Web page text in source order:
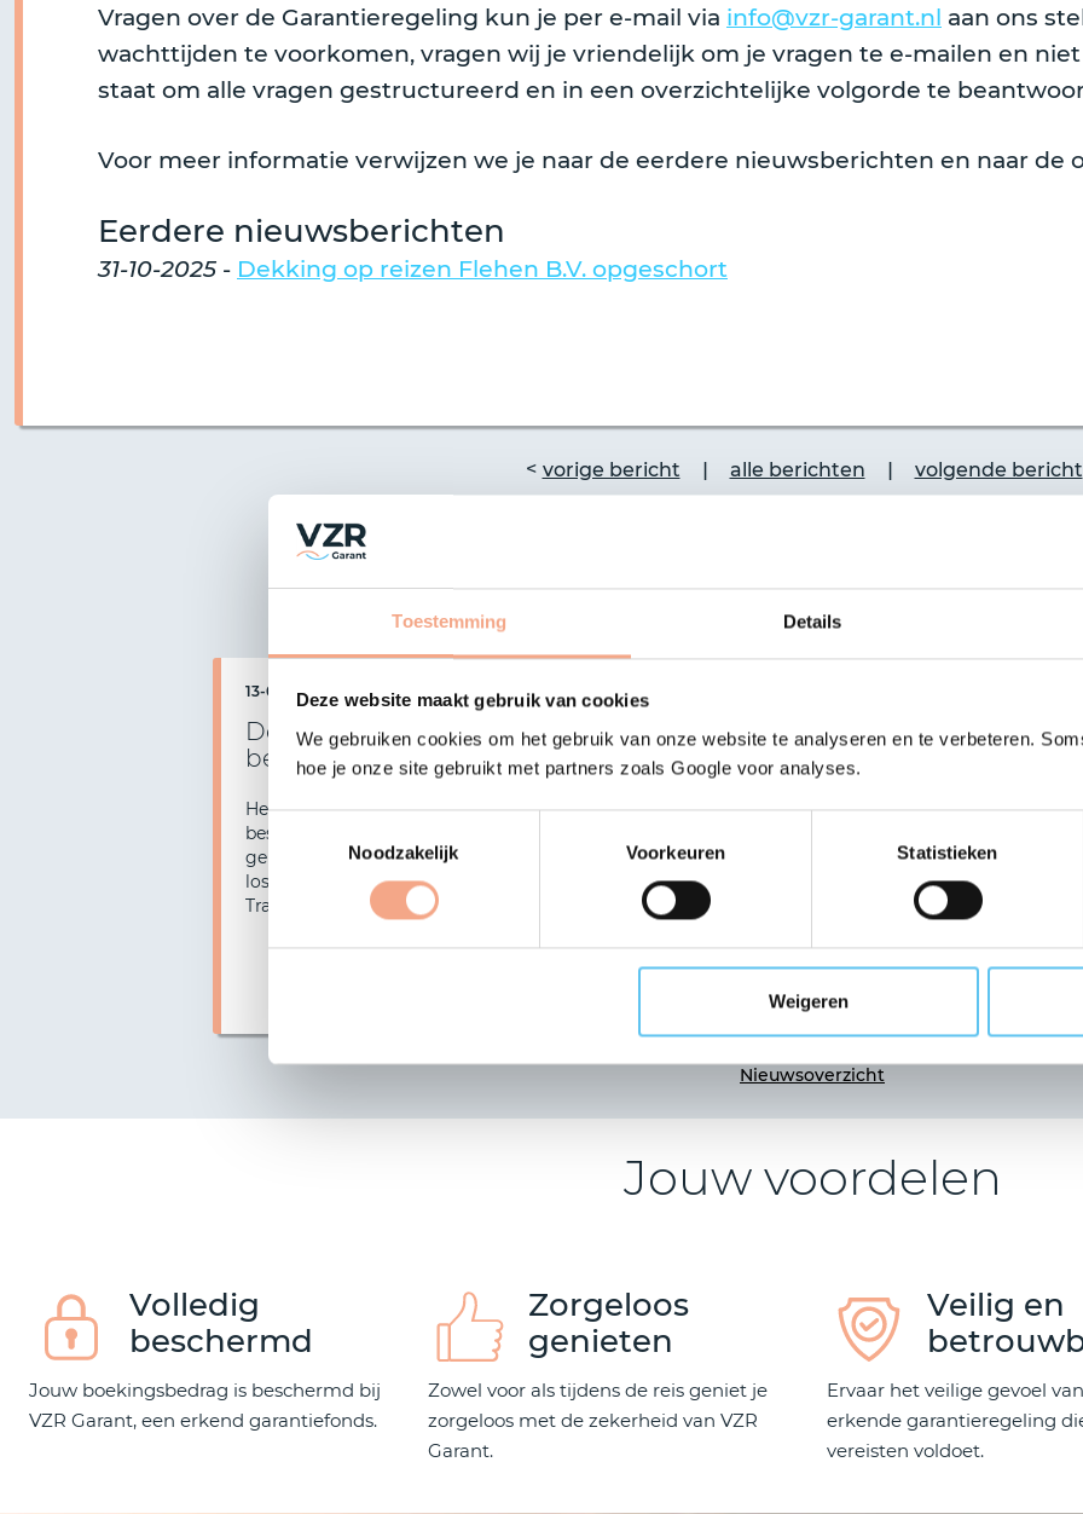
Toestemming Details
Deze website maakt gebruik van cookies
We gebruiken cookies om het gebruik van onze website te analyseren en te verbeteren.
hoe je onze site gebruikt met partners zoals Google voor analyses.
Noodzakelijk
Voorkeuren Statistieken
Weigeren
Vragen over de Garantieregeling kun je per e-mail via info@vzr-garant.nl aan ons
wachttijden te voorkomen, vragen wij je vriendelijk om je vragen te e-mailen en
staat om alle vragen gestructureerd en in een overzichtelijke volgorde te
Voor meer informatie verwijzen we je naar de eerdere nieuwsberichten en naar de
Eerdere nieuwsberichten
31-10-2025 - Dekking op reizen Flehen B.V. opgeschort
vorige bericht | alle berichten | volgende bericht
Laatste nieuws
13-07-2026
Deelname Elba Travels
beëindigd
Het bestuur van VZR Garant heeft
besloten de dekking op pakketreizen,
gekoppelde reisarrangementen en
losse reisdiensten verkocht door Elba
Travels per 14-07-2026 te beëindigen…
De vijf meest gestelde
vragen over het niet
doorgaan van reizen
reisorganisatie die is aangesloten bij
VZR Garant? Dan is jouw betaling
beschermd tegen financieel
Nieuwsoverzicht
Jouw voordelen
Volledig
beschermd
Jouw boekingsbedrag is beschermd bij
VZR Garant, een erkend garantiefonds.
Zorgeloos
genieten
Zowel voor als tijdens de reis geniet je
zorgeloos met de zekerheid van VZR
Garant.
Veilig en
Ervaar het veilige gevoel
erkende garantieregeling
vereisten voldoet.